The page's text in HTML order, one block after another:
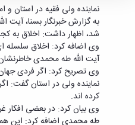
اخلاق بر پایه و اساس
نماینده ولی فقیه در استان
به گزارش خبرنگار بسنا، آیت
شد، اظهار داشت: اخلاق به
وی اضافه کرد: اخلاق
آیت الله طه محمدی خاطرنشان
وی تصریح کرد: اگر فردی
نماینده ولی در استان گفت:
کرده اند.
وی بیان کرد: در بعضی افکار
طه محمدی اضافه کرد: این